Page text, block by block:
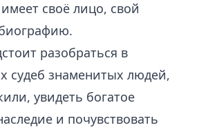
своё лицо, свой
разобраться в
судеб знаменитых людей,
увидеть богатое
и почувствовать